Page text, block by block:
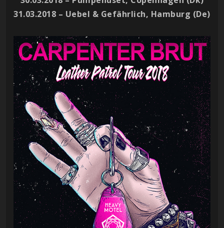
31.03.2018 – Uebel & Gefährlich, Hamburg (De)